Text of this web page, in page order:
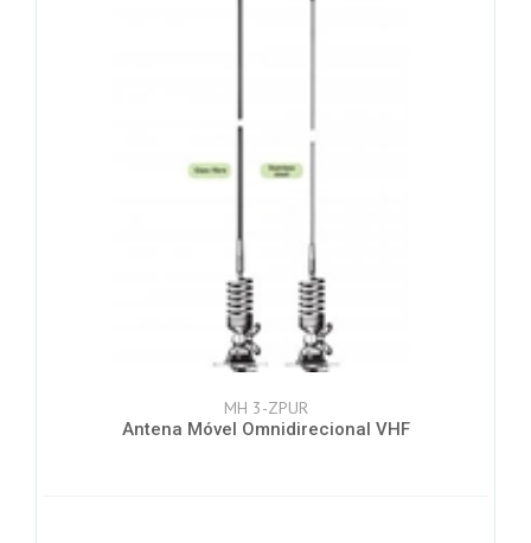
MH 3-ZPUR
Antena Móvel Omnidirecional VHF